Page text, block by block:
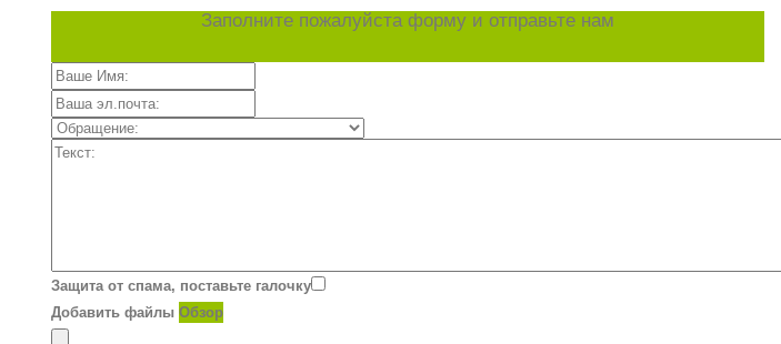
Заполните пожалуйста форму и отправьте нам
Защита от спама, поставьте галочку
Добавить файлы Обзор